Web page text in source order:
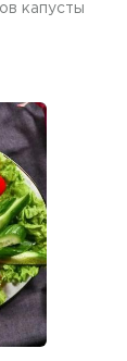
капусты